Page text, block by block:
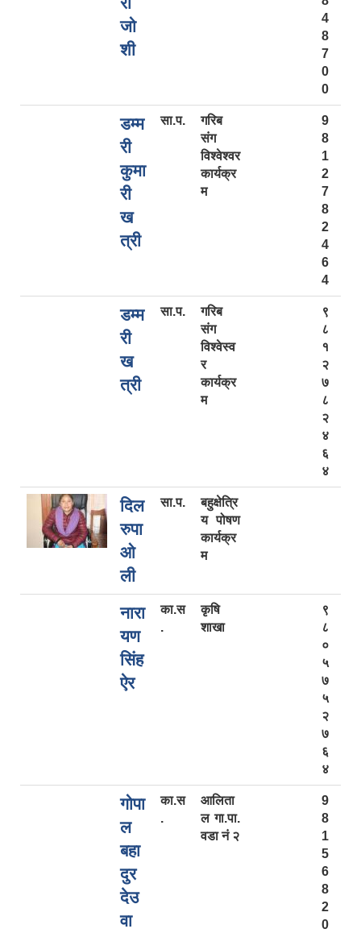
जो
शी
4
8
7
0
0
डम्म
री
कुमा
री
ख
त्री
सा.प.
गरिब
संग
विश्वेश्‍वर
कार्यक्र
म
9
8
1
2
7
8
2
4
6
4
डम्म
री
ख
त्री
सा.प.
गरिब
संग
विश्वेस्व
र
कार्यक्र
म
९
८
१
२
७
८
२
४
६
४
दिल
रुपा
ओ
ली
सा.प.
बहुक्षेत्रि
य पोषण
कार्यक्र
म
नारा
यण
सिंह
ऐर
का.स
.
कृषि
शाखा
९
८
०
५
७
५
२
७
६
४
गोपा
ल
बहा
दुर
देउ
वा
का.स
.
आलिता
ल गा.पा.
वडा नं २
9
8
1
5
6
8
2
0